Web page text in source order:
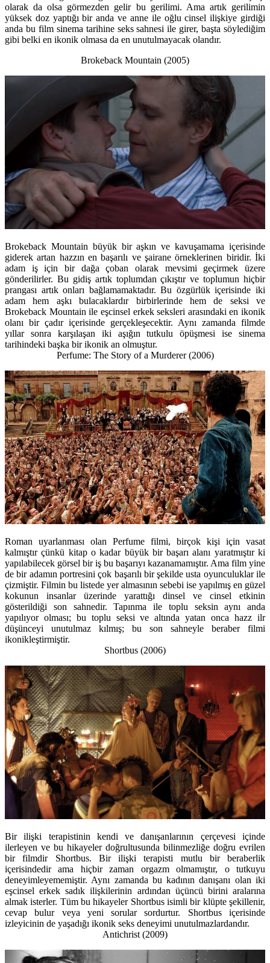
olarak da olsa görmezden gelir bu gerilimi. Ama artık gerilimin
yüksek doz yaptığı bir anda ve anne ile oğlu cinsel ilişkiye girdiği
anda bu film sinema tarihine seks sahnesi ile girer, başta söylediğim
gibi belki en ikonik olmasa da en unutulmayacak olandır.
Brokeback Mountain (2005)
Brokeback Mountain büyük bir aşkın ve kavuşamama içerisinde
giderek artan hazzın en başarılı ve şairane örneklerinen biridir. İki
adam iş için bir dağa çoban olarak mevsimi geçirmek üzere
gönderilirler. Bu gidiş artık toplumdan çıkıştır ve toplumun hiçbir
prangası artık onları bağlamamaktadır. Bu özgürlük içerisinde iki
adam hem aşkı bulacaklardır birbirlerinde hem de seksi ve
Brokeback Mountain ile eşcinsel erkek seksleri arasındaki en ikonik
olanı bir çadır içerisinde gerçekleşecektir. Aynı zamanda filmde
yıllar sonra karşılaşan iki aşığın tutkulu öpüşmesi ise sinema
tarihindeki başka bir ikonik an olmuştur.
Perfume: The Story of a Murderer (2006)
Roman uyarlanması olan Perfume filmi, birçok kişi için vasat
kalmıştır çünkü kitap o kadar büyük bir başarı alanı yaratmıştır ki
yapılabilecek görsel bir iş bu başarıyı kazanamamıştır. Ama film yine
de bir adamın portresini çok başarılı bir şekilde usta oyunculuklar ile
çizmiştir. Filmin bu listede yer almasının sebebi ise yapılmış en güzel
kokunun insanlar üzerinde yarattığı dinsel ve cinsel etkinin
gösterildiği son sahnedir. Tapınma ile toplu seksin aynı anda
yapılıyor olması; bu toplu seksi ve altında yatan onca hazz ilr
düşünceyi unutulmaz kılmış; bu son sahneyle beraber filmi
ikonikleştirmiştir.
Shortbus (2006)
Bir ilişki terapistinin kendi ve danışanlarının çerçevesi içinde
ilerleyen ve bu hikayeler doğrultusunda bilinmezliğe doğru evrilen
bir filmdir Shortbus. Bir ilişki terapisti mutlu bir beraberlik
içerisindedir ama hiçbir zaman orgazm olmamıştır, o tutkuyu
deneyimleyememiştir. Aynı zamanda bu kadının danışanı olan iki
eşcinsel erkek sadık ilişkilerinin ardından üçüncü birini aralarına
almak isterler. Tüm bu hikayeler Shortbus isimli bir klüpte şekillenir,
cevap bulur veya yeni sorular sordurtur. Shortbus içerisinde
izleyicinin de yaşadığı ikonik seks deneyimi unutulmazlardandır.
Antichrist (2009)